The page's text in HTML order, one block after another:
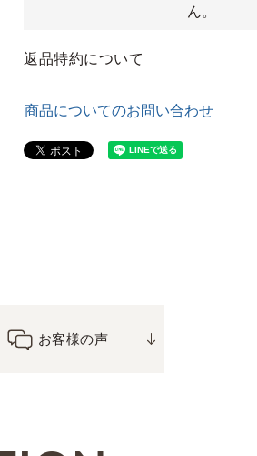
ん。
返品特約について
商品についてのお問い合わせ
お客様の声